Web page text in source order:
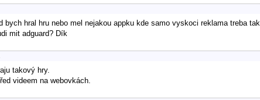
bych hral hru nebo mel nejakou appku kde samo vyskoci reklama treba
mit adguard? Dík
takový hry.
videem na webovkách.